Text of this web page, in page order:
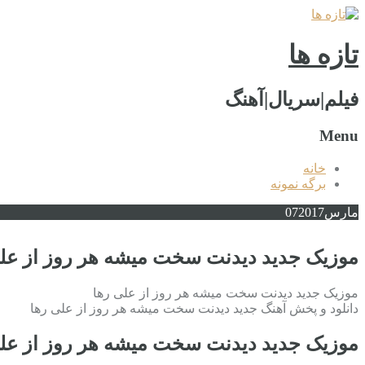
تازه ها
فیلم|سریال|آهنگ
Menu
خانه
برگه نمونه
مارس 072017
موزیک جدید دیدنت سخت میشه هر روز از
موزیک جدید دیدنت سخت میشه هر روز از علی رها
دانلود و پخش آهنگ جدید دیدنت سخت میشه هر روز از علی رها
موزیک جدید دیدنت سخت میشه هر روز از